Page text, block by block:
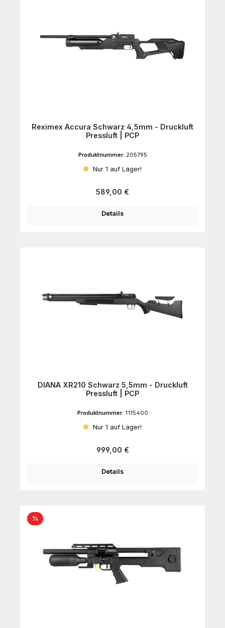
Reximex Accura Schwarz 4,5mm - Druckluft
Pressluft | PCP
Produktnummer: 205795
Nur 1 auf Lager!
Regulärer Preis:
589,00 €
Details
DIANA XR210 Schwarz 5,5mm - Druckluft
Pressluft | PCP
Produktnummer: 1115400
Nur 1 auf Lager!
Regulärer Preis:
999,00 €
Details
%Rabatt